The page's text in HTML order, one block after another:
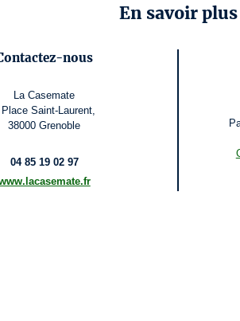
En savoir plus
nous
La Casemate
Saint-Laurent,
38000 Grenoble
04 85 19 02 97